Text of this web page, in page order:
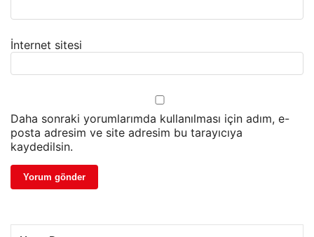
İnternet sitesi
Daha sonraki yorumlarımda kullanılması için adım, e-
posta adresim ve site adresim bu tarayıcıya
kaydedilsin.